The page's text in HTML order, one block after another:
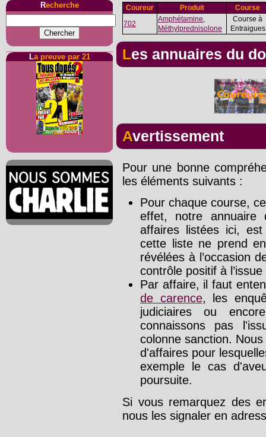
Recherche
La preuve par 21
Coureur Produit
Course
702
Amphétamine
Méthylprednisolone
Course à
Entraigues
Les annuaires du
Avertissement
Pour une bonne
les éléments suivants :
Pour chaque course,
effet, notre annuaire
affaires listées ici,
cette liste ne prend
révélées à l’occasion
contrôle positif à
Par affaire, il faut
de carence, les
judiciaires ou
connaissons pas
colonne sanction.
d'affaires pour
exemple le cas
poursuite.
Si vous remarquez des
nous les signaler en